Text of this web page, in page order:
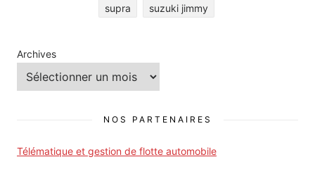
supra suzuki jimmy
Archives
NOS PARTENAIRES
Télématique et gestion de flotte automobile